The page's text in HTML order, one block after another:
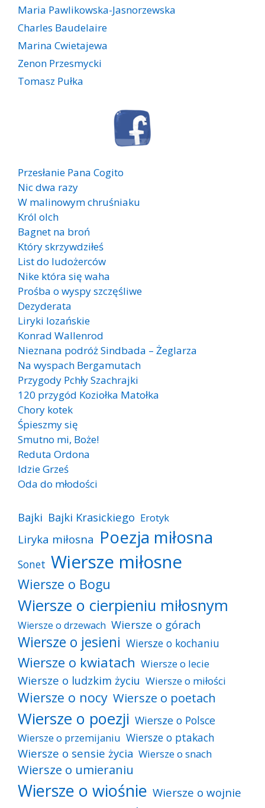
Maria Pawlikowska-Jasnorzewska
Charles Baudelaire
Marina Cwietajewa
Zenon Przesmycki
Tomasz Pułka
Przesłanie Pana Cogito
Nic dwa razy
W malinowym chruśniaku
Król olch
Bagnet na broń
Który skrzywdziłeś
List do ludożerców
Nike która się waha
Prośba o wyspy szczęśliwe
Dezyderata
Liryki lozańskie
Konrad Wallenrod
Nieznana podróż Sindbada – Żeglarza
Na wyspach Bergamutach
Przygody Pchły Szachrajki
120 przygód Koziołka Matołka
Chory kotek
Śpieszmy się
Smutno mi, Boże!
Reduta Ordona
Idzie Grześ
Oda do młodości
Bajki Bajki Krasickiego Erotyk
Liryka miłosna Poezja miłosna
Sonet Wiersze miłosne
Wiersze o Bogu
Wiersze o cierpieniu miłosnym
Wiersze o drzewach Wiersze o górach
Wiersze o jesieni Wiersze o kochaniu
Wiersze o kwiatach Wiersze o lecie
Wiersze o ludzkim życiu Wiersze o miłości
Wiersze o nocy Wiersze o poetach
Wiersze o poezji Wiersze o Polsce
Wiersze o przemijaniu Wiersze o ptakach
Wiersze o sensie życia Wiersze o snach
Wiersze o umieraniu
Wiersze o wiośnie Wiersze o wojnie